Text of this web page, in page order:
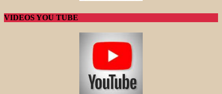
VIDEOS YOU TUBE